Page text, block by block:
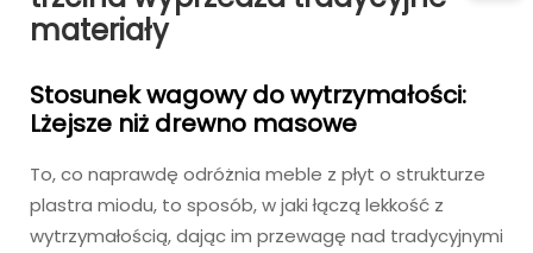
materiały
Stosunek wagowy do wytrzymałości:
Lżejsze niż drewno masowe
To, co naprawdę odróżnia meble z płyt o strukturze
plastra miodu, to sposób, w jaki łączą lekkość z
wytrzymałością, dając im przewagę nad tradycyjnymi